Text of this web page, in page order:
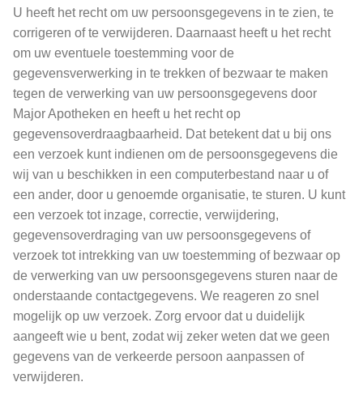
U heeft het recht om uw persoonsgegevens in te zien, te
corrigeren of te verwijderen. Daarnaast heeft u het recht
om uw eventuele toestemming voor de
gegevensverwerking in te trekken of bezwaar te maken
tegen de verwerking van uw persoonsgegevens door
Major Apotheken en heeft u het recht op
gegevensoverdraagbaarheid. Dat betekent dat u bij ons
een verzoek kunt indienen om de persoonsgegevens die
wij van u beschikken in een computerbestand naar u of
een ander, door u genoemde organisatie, te sturen. U kunt
een verzoek tot inzage, correctie, verwijdering,
gegevensoverdraging van uw persoonsgegevens of
verzoek tot intrekking van uw toestemming of bezwaar op
de verwerking van uw persoonsgegevens sturen naar de
onderstaande contactgegevens. We reageren zo snel
mogelijk op uw verzoek. Zorg ervoor dat u duidelijk
aangeeft wie u bent, zodat wij zeker weten dat we geen
gegevens van de verkeerde persoon aanpassen of
verwijderen.